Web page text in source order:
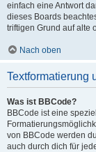
einfach eine Antwort
dieses Boards
triftigen Grund auf alte
Nach oben
Textformatierung
Was ist BBCode?
BBCode ist eine
von BBCode werden
auch durch dich für